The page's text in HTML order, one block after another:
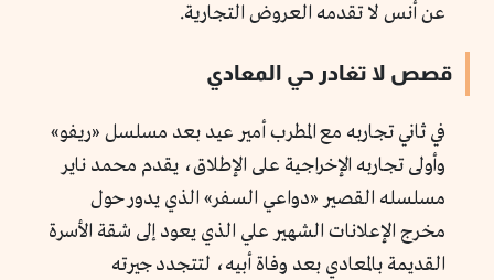
عن أنس لا تقدمه العروض التجارية.
قصص لا تغادر حي المعادي
في ثاني تجاربه مع المطرب أمير عيد بعد مسلسل «ريفو»
وأولى تجاربه الإخراجية على الإطلاق، يقدم محمد ناير
مسلسله القصير «دواعي السفر» الذي يدور حول
مخرج الإعلانات الشهير علي الذي يعود إلى شقة الأسرة
القديمة بالمعادي بعد وفاة أبيه، لتتجدد جيرته